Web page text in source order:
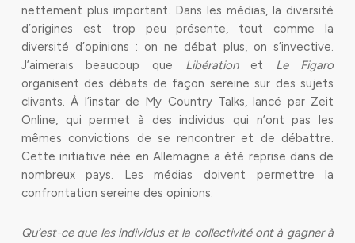
nettement plus important. Dans les médias, la diversité
d’origines est trop peu présente, tout comme la
diversité d’opinions : on ne débat plus, on s’invective.
J’aimerais beaucoup que Libérationet Le Figaro
organisent des débats de façon sereine sur des sujets
clivants. À l’instar de My Country Talks, lancé par Zeit
Online, qui permet à des individus qui n’ont pas les
mêmes convictions de se rencontrer et de débattre.
Cette initiative née en Allemagne a été reprise dans de
nombreux pays. Les médias doivent permettre la
confrontation sereine des opinions.
Qu’est-ce que les individus et la collectivité ont à gagner à